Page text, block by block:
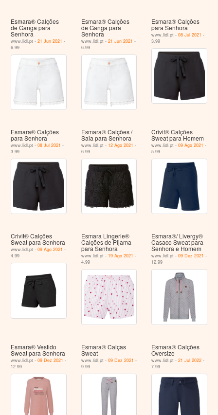
Esmara® Calções
de Ganga para
Senhora
www.lidl.pt -21 Jun 2021 -
6.99
Esmara® Calções
de Ganga para
Senhora
www.lidl.pt - 21 Jun 2021 -
6.99
Esmara® Calções
para Senhora
www.lidl.pt -08 Jul 2021 -
3.99
Esmara® Calções
para Senhora
www.lidl.pt -08 Jul 2021 -
3.99
Esmara® Calções /
Saia para Senhora
www.lidl.pt - 12 Ago 2021 -
6.99
Crivit® Calções
Sweat para Homem
www.lidl.pt -09 Ago 2021 -
5.99
Crivit® Calções
Sweat para Senhora
www.lidl.pt -09 Ago 2021 -
4.99
Esmara Lingerie®
Calções de Pijama
para Senhora
www.lidl.pt - 19 Ago 2021 -
4.99
Esmara®/ Livergy®
Casaco Sweat para
Senhora e Homem
www.lidl.pt -09 Dez 2021 -
12.99
Esmara® Vestido
Sweat para Senhora
www.lidl.pt -09 Dez 2021 -
12.99
Esmara® Calças
Sweat
www.lidl.pt - 09 Dez 2021 -
9.99
Esmara® Calções
Oversize
www.lidl.pt -21 Jul 2022 -
7.99